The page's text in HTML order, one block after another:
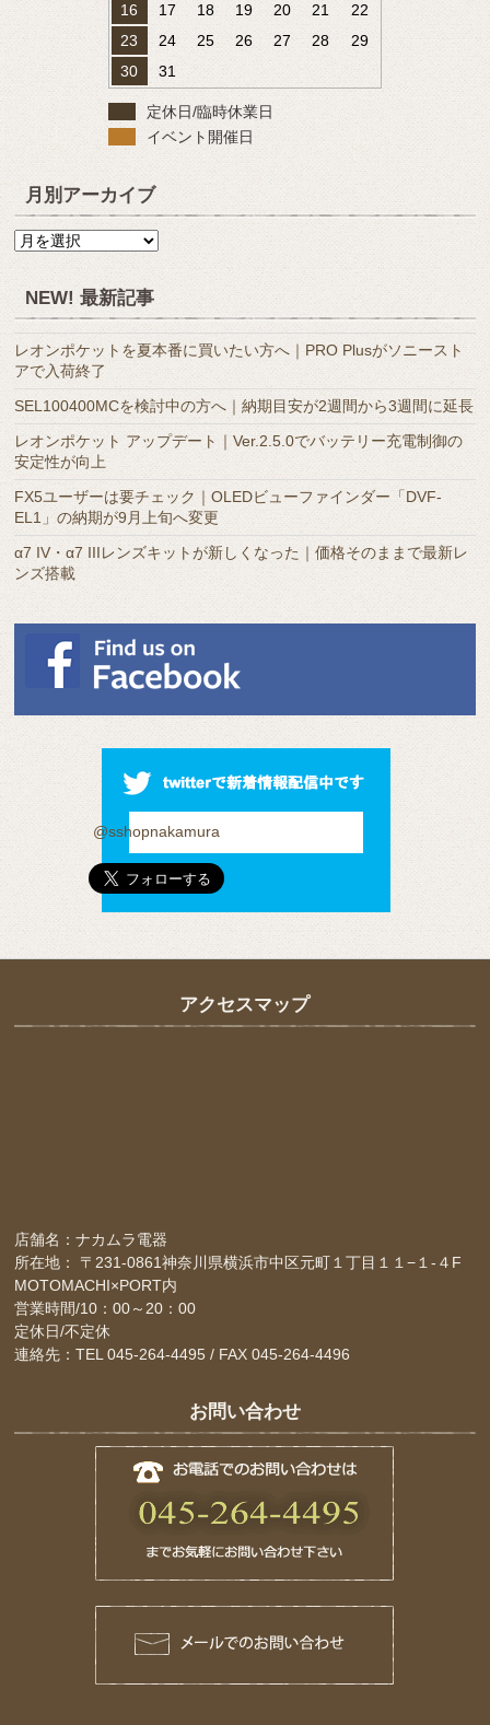
16
17 18 19 20 21
22
23
24 25 26 27 28
29
30
31
定休日/臨時休業日
イベント開催日
月別アーカイブ
月
別
ー
カ
イ
ブ
NEW! 最新記事
レオンポケットを夏本番に買いたい方へ｜PRO Plusがソニースト
アで入荷終了
SEL100400MCを検討中の方へ｜納期目安が2週間から3週間に延長
レオンポケット アップデート｜Ver.2.5.0でバッテリー充電制御の
安定性が向上
FX5ユーザーは要チェック｜OLEDビューファインダー「DVF-
EL1」の納期が9月上旬へ変更
α7 IV・α7 IIIレンズキットが新しくなった｜価格そのままで最新レ
ンズ搭載
@sshopnakamura
アクセスマップ
店舗名：ナカムラ電器
所在地： 〒231-0861神奈川県横浜市中区元町１丁目１１−１-４F
MOTOMACHI×PORT内
営業時間/10：00～20：00
定休日/不定休
連絡先：TEL 045-264-4495 / FAX 045-264-4496
お問い合わせ